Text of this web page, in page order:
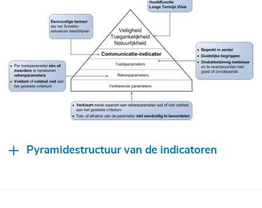
Pyramidestructuur van de indicatoren